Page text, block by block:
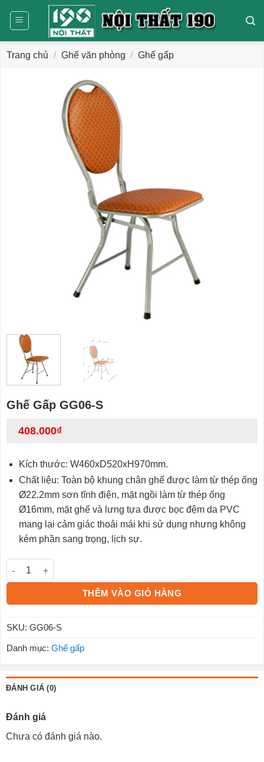
dung
Trang chủ / Ghế văn phòng / Ghế gấp
Ghế Gấp GG06-S
408.000₫
Kích thước: W460xD520xH970mm.
Chất liệu: Toàn bộ khung chân ghế được làm từ thép ống
Ø22.2mm sơn tĩnh điện, mặt ngồi làm từ thép ống
Ø16mm, mặt ghế và lưng tựa được bọc đệm da PVC
mang lại cảm giác thoải mái khi sử dụng nhưng không
kém phần sang trọng, lịch sự.
Ghế Gấp GG06-S số lượng
THÊM VÀO GIỎ HÀNG
SKU: GG06-S
Danh mục: Ghế gấp
ĐÁNH GIÁ (0)
Đánh giá
Chưa có đánh giá nào.